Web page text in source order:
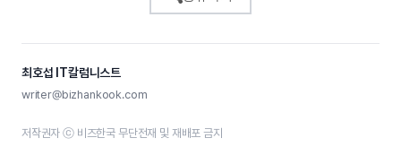
최호섭 IT칼럼니스트
writer@bizhankook.com
저작권자 ⓒ 비즈한국 무단전재 및 재배포 금지